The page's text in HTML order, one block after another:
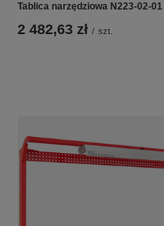
Tablica narzędziowa N223-02-01
2 482,63 zł / szt.